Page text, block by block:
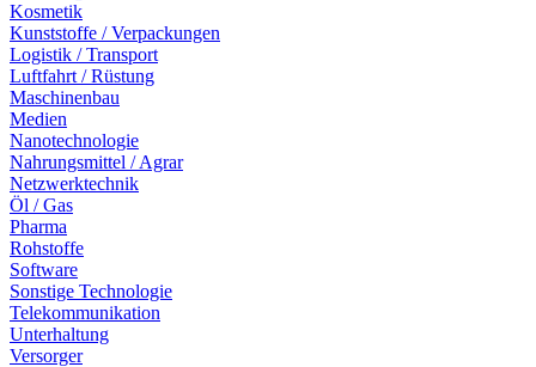
Kosmetik
Kunststoffe / Verpackungen
Logistik / Transport
Luftfahrt / Rüstung
Maschinenbau
Medien
Nanotechnologie
Nahrungsmittel / Agrar
Netzwerktechnik
Öl / Gas
Pharma
Rohstoffe
Software
Sonstige Technologie
Telekommunikation
Unterhaltung
Versorger